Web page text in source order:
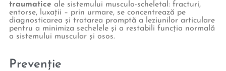
traumatice ale sistemului musculo-scheletal: fracturi,
entorse, luxații – prin urmare, se concentrează pe
diagnosticarea și tratarea promptă a leziunilor articulare
pentru a minimiza sechelele și a restabili funcția normală
a sistemului muscular și osos.
Prevenție